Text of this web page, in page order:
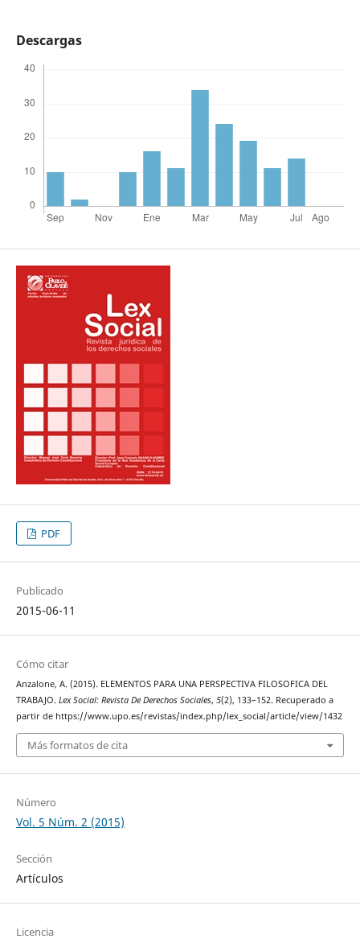
Descargas
PDF
Publicado
2015-06-11
Cómo citar
Anzalone, A. (2015). ELEMENTOS PARA UNA PERSPECTIVA FILOSOFICA DEL
TRABAJO. Lex Social: Revista De Derechos Sociales, 5(2), 133–152. Recuperado a
partir de https://www.upo.es/revistas/index.php/lex_social/article/view/1432
Más formatos de cita
Número
Vol. 5 Núm. 2 (2015)
Sección
Artículos
Licencia